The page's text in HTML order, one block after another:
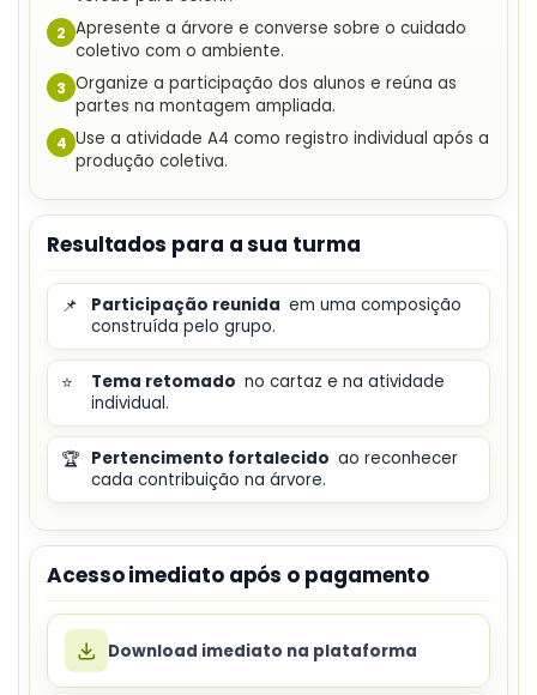
2 Apresente a árvore e converse sobre o cuidado
coletivo com o ambiente.
3 Organize a participação dos alunos e reúna as
partes na montagem ampliada.
4 Use a atividade A4 como registro individual após a
produção coletiva.
Resultados para a sua turma
📌 Participação reunida em uma composição
construída pelo grupo.
⭐ Tema retomado no cartaz e na atividade
individual.
🏆 Pertencimento fortalecido ao reconhecer
cada contribuição na árvore.
Acesso imediato após o pagamento
Download imediato na plataforma